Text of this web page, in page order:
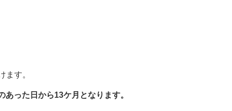
ます。
った日から13ケ月となります。